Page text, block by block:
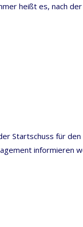
heißt es, nach
Startschuss für den
informieren